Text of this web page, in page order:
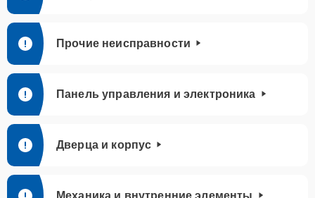
Прочие неисправности
Панель управления и электроника
Дверца и корпус
Механика и внутренние элементы